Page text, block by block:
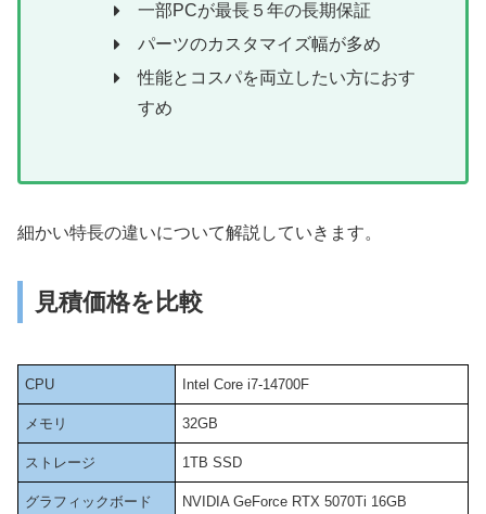
一部PCが最長５年の長期保証
パーツのカスタマイズ幅が多め
性能とコスパを両立したい方におす
すめ
細かい特長の違いについて解説していきます。
見積価格を比較
CPU Intel Core i7-14700F
メモリ 32GB
ストレージ 1TB SSD
グラフィックボード NVIDIA GeForce RTX 5070Ti 16GB